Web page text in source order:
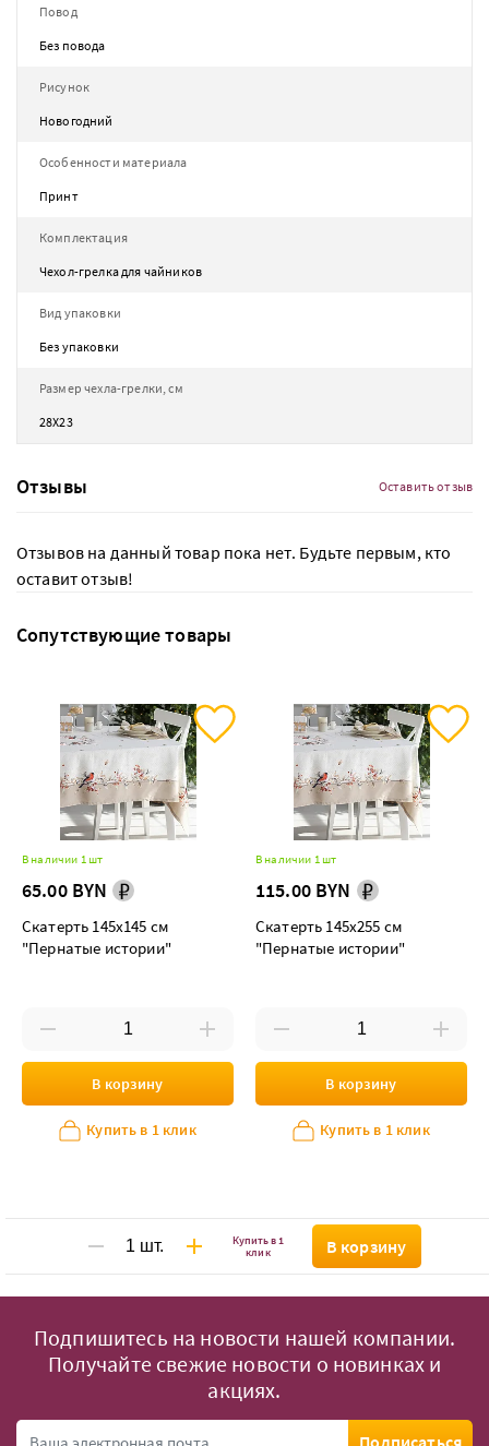
Повод
Без повода
Рисунок
Новогодний
Особенности материала
Принт
Комплектация
Чехол-грелка для чайников
Вид упаковки
Без упаковки
Размер чехла-грелки, см
28Х23
Отзывы Оставить отзыв
Отзывов на данный товар пока нет. Будьте первым, кто
оставит отзыв!
Сопутствующие товары
В наличии 1 шт
65.00 BYN
Скатерть 145х145 см
"Пернатые истории"
В корзину
Купить в 1 клик
В наличии 1 шт
115.00 BYN
Скатерть 145х255 см
"Пернатые истории"
В корзину
Купить в 1 клик
Купить в 1
клик
В корзину
Подпишитесь на новости нашей компании.
Получайте свежие новости о новинках и
акциях.
Подписаться